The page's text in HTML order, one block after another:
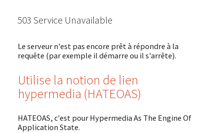
503 Service Unavailable
Le serveur n'est pas encore prêt à répondre à la
requête (par exemple il démarre ou il s'arrête).
Utilise la notion de lien
hypermedia (HATEOAS)
HATEOAS, c'est pour Hypermedia As The Engine Of
Application State.